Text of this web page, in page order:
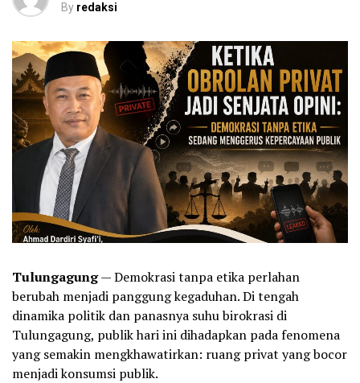
By redaksi
Tulungagung— Demokrasi tanpa etika perlahan
berubah menjadi panggung kegaduhan. Di tengah
dinamika politik dan panasnya suhu birokrasi di
Tulungagung, publik hari ini dihadapkan pada fenomena
yang semakin mengkhawatirkan: ruang privat yang bocor
menjadi konsumsi publik.